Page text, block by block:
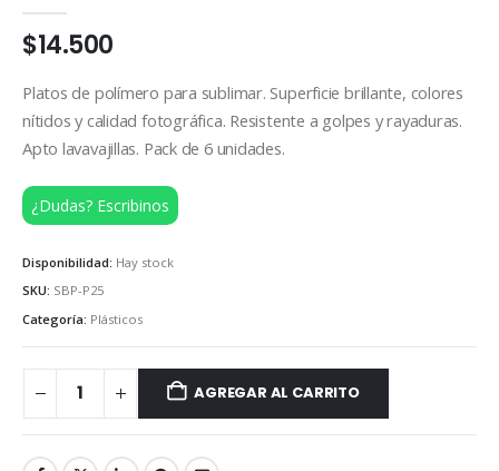
$14.500
Platos de polímero para sublimar. Superficie brillante, colores
nítidos y calidad fotográfica. Resistente a golpes y rayaduras.
Apto lavavajillas. Pack de 6 unidades.
¿Dudas? Escribinos
Disponibilidad: Hay stock
SKU: SBP-P25
Categoría: Plásticos
AGREGAR AL CARRITO